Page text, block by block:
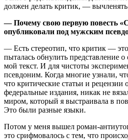
должен делать критик, —
— Почему свою первую повесть
опубликовали под мужским
— Есть стереотип, что критик —
пыталась обнулить представление
мой текст. И для чистоты
псевдоним. Когда многие узнали,
что критические статьи и
федеральные издания, никак не
миром, который я выстраивала в
Это были разные языки.
Потом у меня вышел роман-
это срифмовалось с тем, что